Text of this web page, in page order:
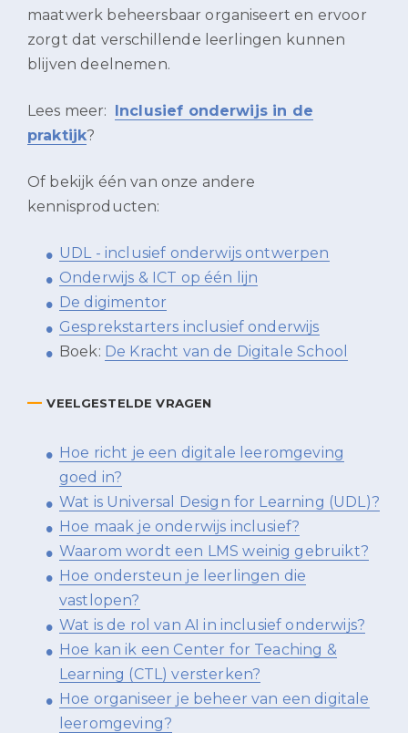
maatwerk beheersbaar organiseert en ervoor
zorgt dat verschillende leerlingen kunnen
blijven deelnemen.
Lees meer: Inclusief onderwijs in de
praktijk?
Of bekijk één van onze andere
kennisproducten:
UDL - inclusief onderwijs ontwerpen
Onderwijs & ICT op één lijn
De digimentor
Gesprekstarters inclusief onderwijs
Boek: De Kracht van de Digitale School
— VEELGESTELDE VRAGEN
Hoe richt je een digitale leeromgeving
goed in?
Wat is Universal Design for Learning (UDL)?
Hoe maak je onderwijs inclusief?
Waarom wordt een LMS weinig gebruikt?
Hoe ondersteun je leerlingen die
vastlopen?
Wat is de rol van AI in inclusief onderwijs?
Hoe kan ik een Center for Teaching &
Learning (CTL) versterken?
Hoe organiseer je beheer van een digitale
leeromgeving?